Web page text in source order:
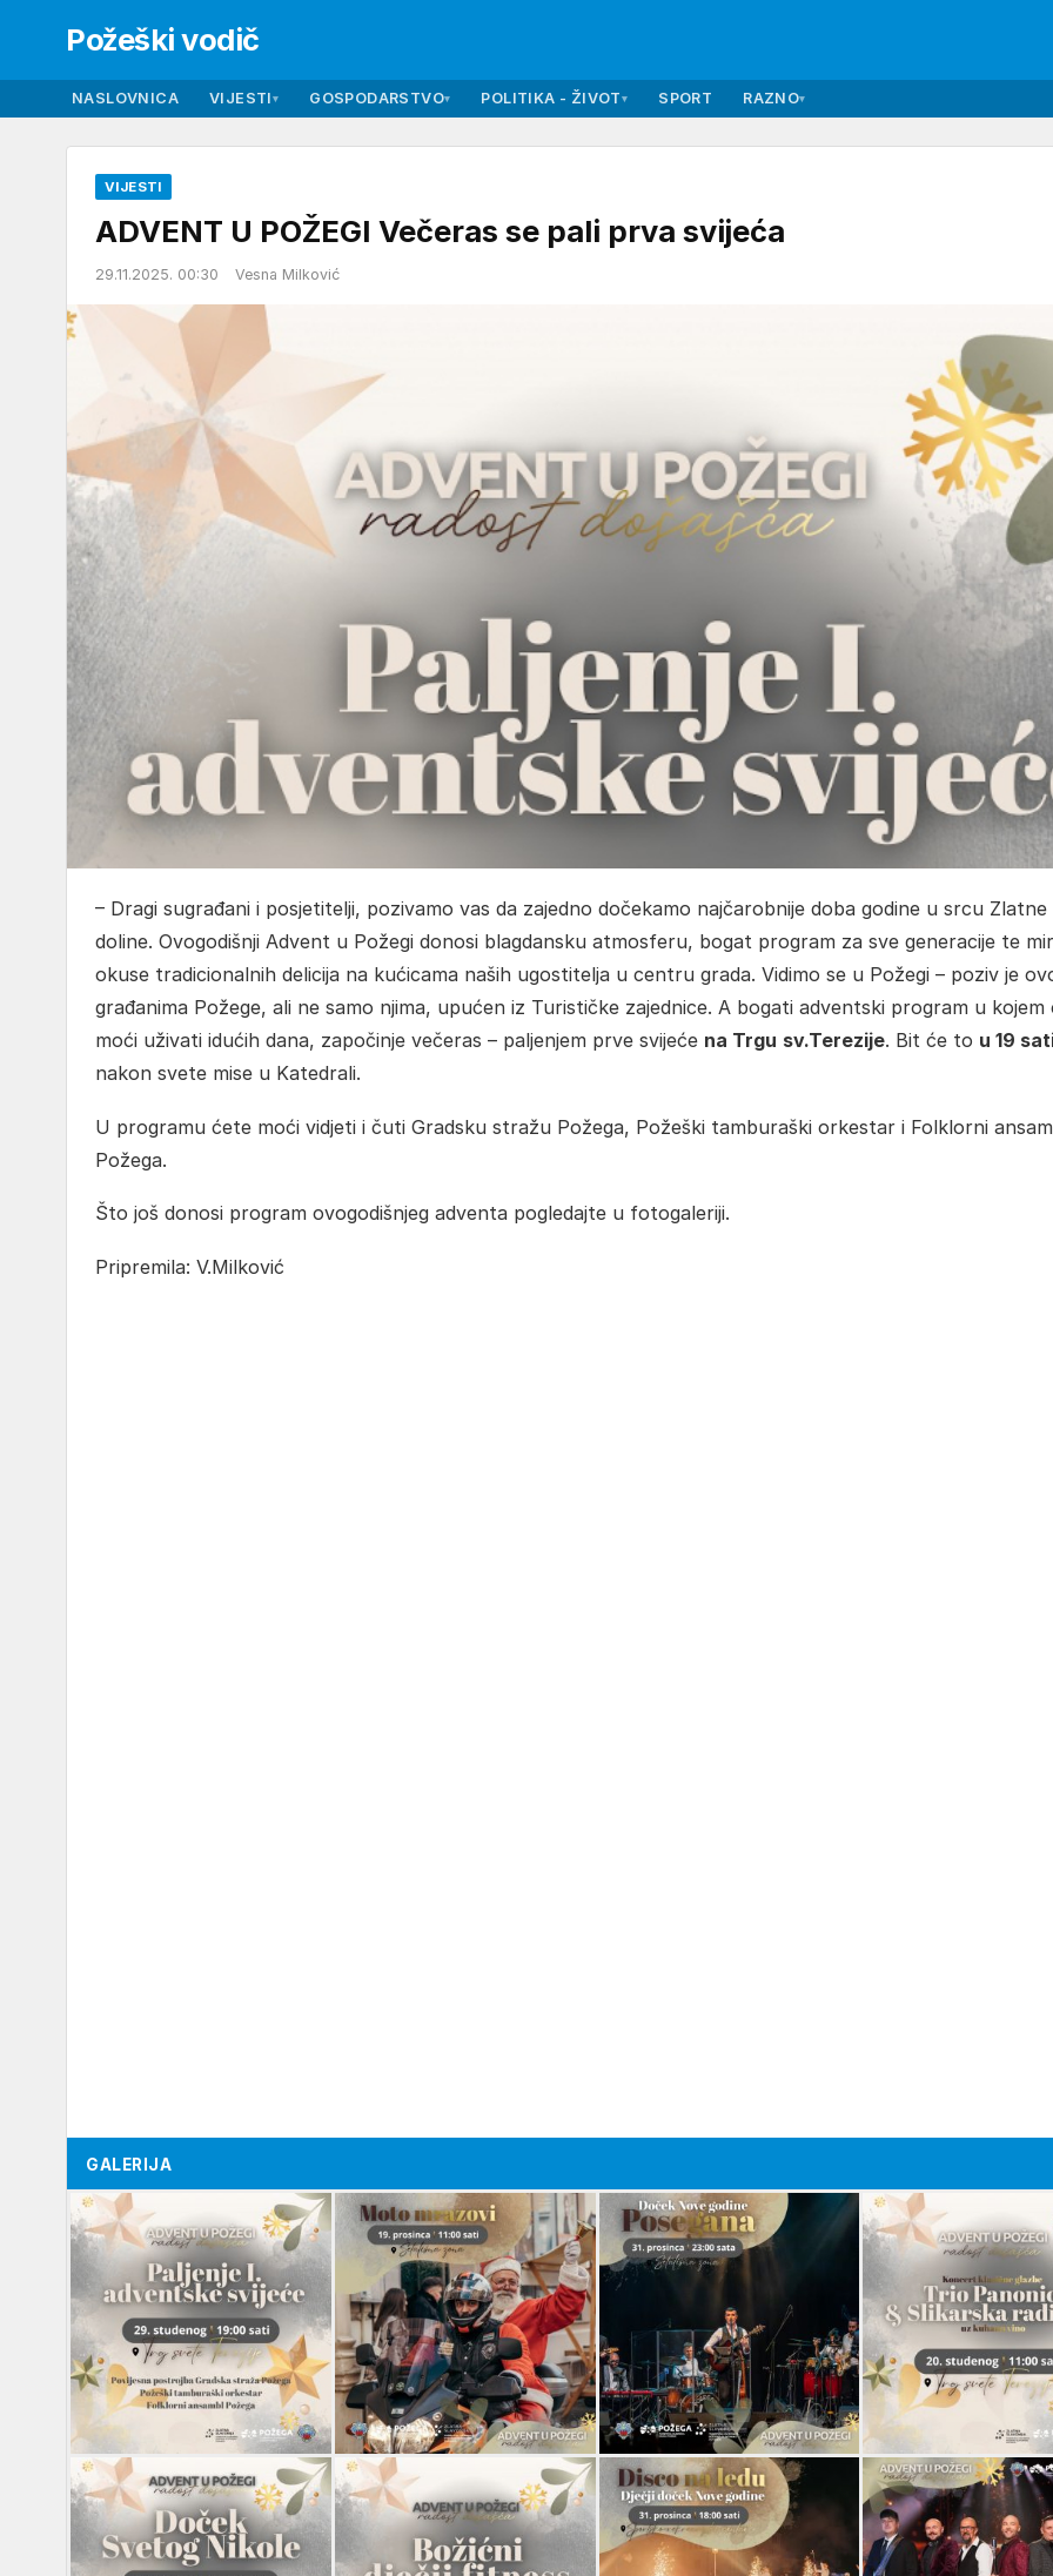
Požeški vodič
NASLOVNICA VIJESTI▾ GOSPODARSTVO▾ POLITIKA - ŽIVOT▾ SPORT RAZNO▾
VIJESTI
ADVENT U POŽEGI Večeras se pali prva svijeća
29.11.2025. 00:30 Vesna Milković
– Dragi sugrađani i posjetitelji, pozivamo vas da zajedno dočekamo najčarobnije doba godine u srcu Zlatne
doline. Ovogodišnji Advent u Požegi donosi blagdansku atmosferu, bogat program za sve generacije te
okuse tradicionalnih delicija na kućicama naših ugostitelja u centru grada. Vidimo se u Požegi – poziv je
građanima Požege, ali ne samo njima, upućen iz Turističke zajednice. A bogati adventski program u kojem
moći uživati idućih dana, započinje večeras – paljenjem prve svijeće na Trgu sv.Terezije. Bit će to u 19
nakon svete mise u Katedrali.
U programu ćete moći vidjeti i čuti Gradsku stražu Požega, Požeški tamburaški orkestar i Folklorni
Požega.
Što još donosi program ovogodišnjeg adventa pogledajte u fotogaleriji.
Pripremila: V.Milković
GALERIJA